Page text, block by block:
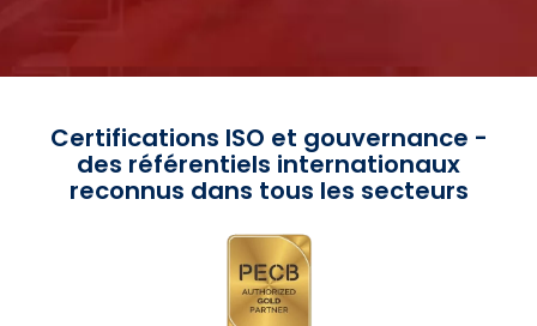
Certifications ISO et gouvernance -
des référentiels internationaux
reconnus dans tous les secteurs